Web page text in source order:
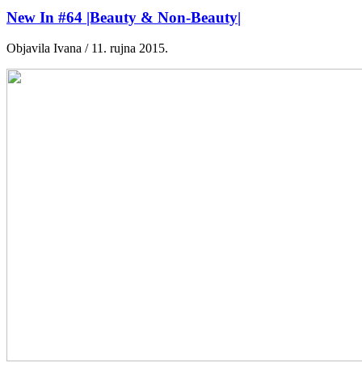
New In #64 |Beauty & Non-Beauty|
Objavila Ivana / 11. rujna 2015.